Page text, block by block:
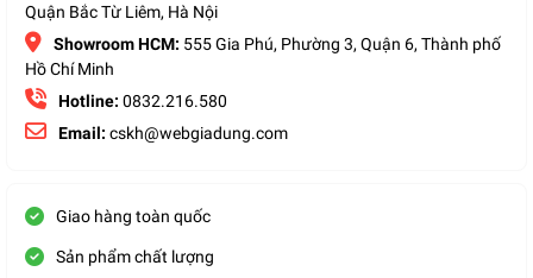
Quận Bắc Từ Liêm, Hà Nội
Showroom HCM: 555 Gia Phú, Phường 3, Quận 6, Thành phố
Hồ Chí Minh
Hotline: 0832.216.580
Email: cskh@webgiadung.com
Giao hàng toàn quốc
Sản phẩm chất lượng